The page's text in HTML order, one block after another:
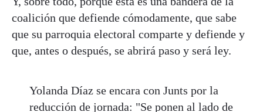
coalición que defiende cómodamente, que sabe
que su parroquia electoral comparte y defiende y
que, antes o después, se abrirá paso y será ley.
Yolanda Díaz se encara con Junts por la
reducción de jornada: "Se ponen al lado de